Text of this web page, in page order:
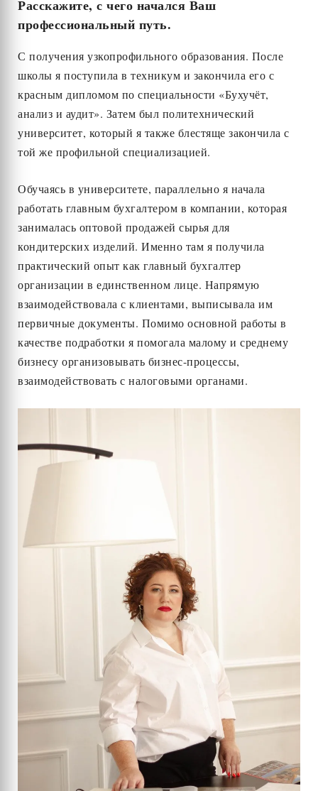
Расскажите, с чего начался Ваш
профессиональный путь.
С получения узкопрофильного образования. После
школы я поступила в техникум и закончила его с
красным дипломом по специальности «Бухучёт,
анализ и аудит». Затем был политехнический
университет, который я также блестяще закончила с
той же профильной специализацией.
Обучаясь в университете, параллельно я начала
работать главным бухгалтером в компании, которая
занималась оптовой продажей сырья для
кондитерских изделий. Именно там я получила
практический опыт как главный бухгалтер
организации в единственном лице. Напрямую
взаимодействовала с клиентами, выписывала им
первичные документы. Помимо основной работы в
качестве подработки я помогала малому и среднему
бизнесу организовывать бизнес-процессы,
взаимодействовать с налоговыми органами.